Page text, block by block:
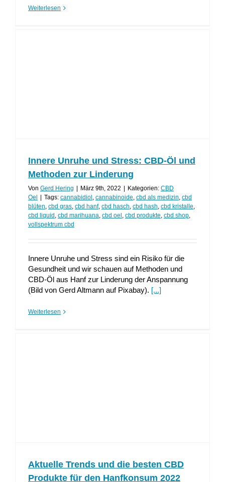
Weiterlesen
Innere Unruhe und Stress: CBD-Öl und
Methoden zur Linderung
Von Gerd Hering März 9th, 2022 Kategorien: CBD
Oel
Tags: cannabidiol , cannabinoide, cbd als medizin, cbd
blüten, cbd gras, cbd hanf, cbd hasch, cbd hash, cbd kristalle,
cbd liquid , cbd marihuana, cbd oel , cbd produkte, cbd shop,
vollspektrum cbd
Innere Unruhe und Stress sind ein Risiko für die
Gesundheit und wir schauen auf Methoden und
CBD-Öl aus Hanf zur Linderung der Anspannung
(Bild von Gerd Altmann auf Pixabay). [...]
Weiterlesen
Aktuelle Trends und die besten CBD
Produkte für den Hanfkonsum 2022